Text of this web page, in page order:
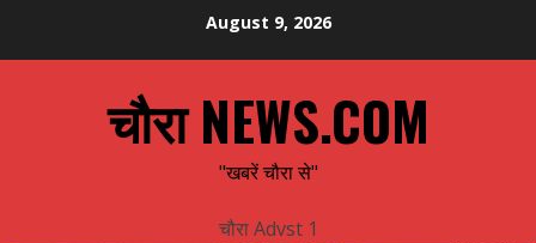
August 9, 2026
चौरा NEWS.COM
"खबरें चौरा से"
चौरा Advst 1